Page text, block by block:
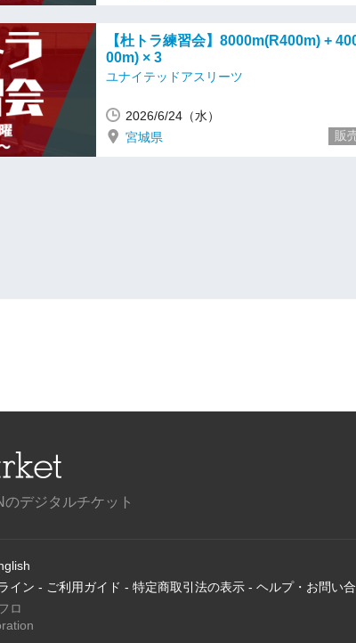
【杜トラ練習会】8000m(R400m) +
00m) × 3
ユナイテッドアスリーツ
2026/6/24（水）
宮城県
販
デジタルチケット
イン - ご利用ガイド - 特定商取引法の表示 - ヘルプ・お問い
ロ